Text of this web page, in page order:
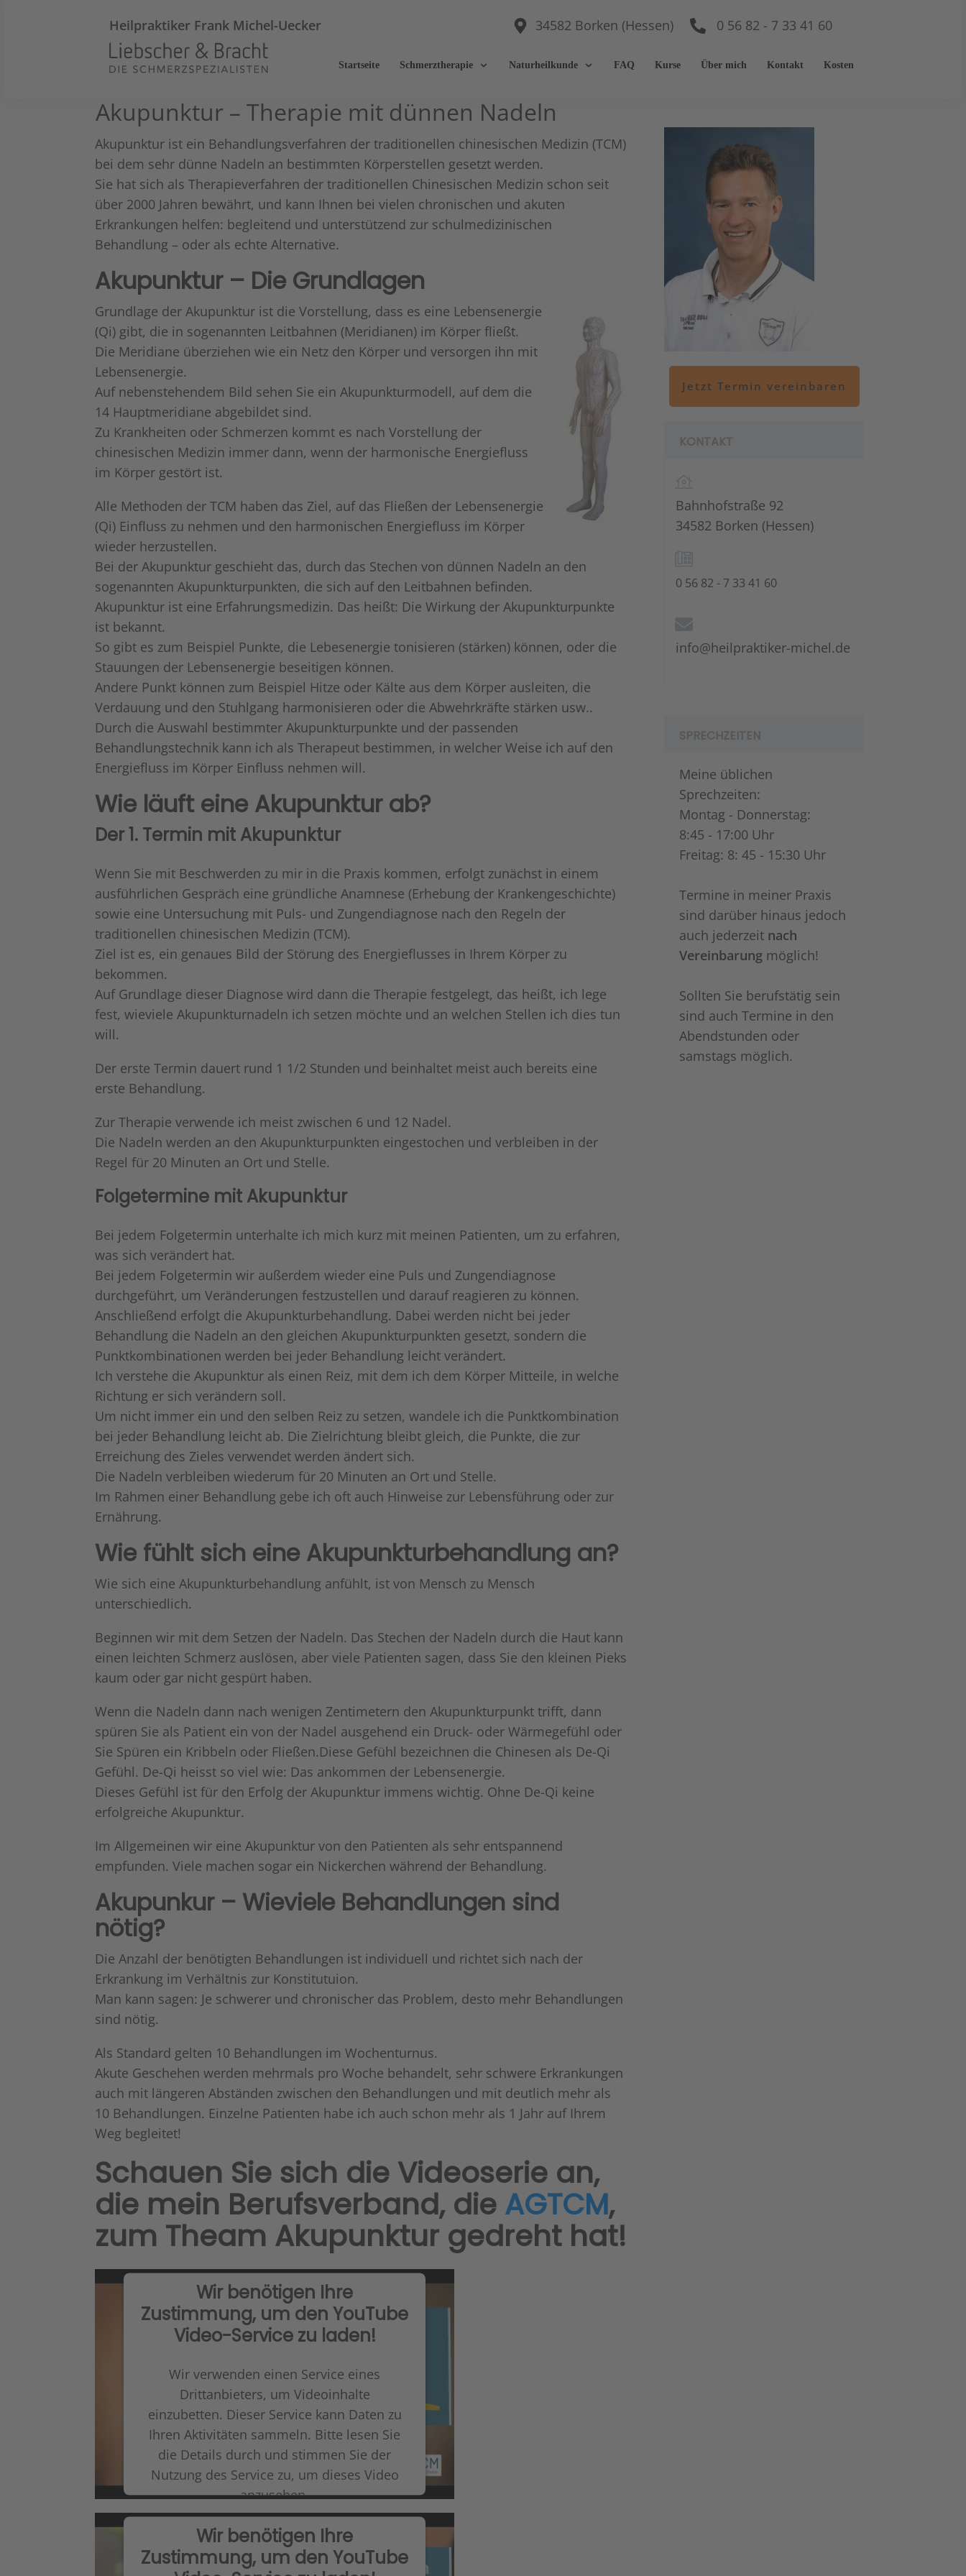
Heilpraktiker Frank Michel-Uecker 34582 Borken (Hessen) 0 56 82 - 7 33 41 60
Startseite Schmerztherapie Naturheilkunde FAQ Kurse Über mich Kontakt Kosten
Akupunktur – Therapie mit dünnen Nadeln
Akupunktur ist ein Behandlungsverfahren der traditionellen chinesischen Medizin (TCM)
bei dem sehr dünne Nadeln an bestimmten Körperstellen gesetzt werden.
Sie hat sich als Therapieverfahren der traditionellen Chinesischen Medizin schon seit
über 2000 Jahren bewährt, und kann Ihnen bei vielen chronischen und akuten
Erkrankungen helfen: begleitend und unterstützend zur schulmedizinischen
Behandlung – oder als echte Alternative.
Akupunktur – Die Grundlagen
Grundlage der Akupunktur ist die Vorstellung, dass es eine Lebensenergie
(Qi) gibt, die in sogenannten Leitbahnen (Meridianen) im Körper fließt.
Die Meridiane überziehen wie ein Netz den Körper und versorgen ihn mit
Lebensenergie.
Auf nebenstehendem Bild sehen Sie ein Akupunkturmodell, auf dem die
14 Hauptmeridiane abgebildet sind.
Zu Krankheiten oder Schmerzen kommt es nach Vorstellung der
chinesischen Medizin immer dann, wenn der harmonische Energiefluss
im Körper gestört ist.
Alle Methoden der TCM haben das Ziel, auf das Fließen der Lebensenergie
(Qi) Einfluss zu nehmen und den harmonischen Energiefluss im Körper
wieder herzustellen.
Bei der Akupunktur geschieht das, durch das Stechen von dünnen Nadeln an den
sogenannten Akupunkturpunkten, die sich auf den Leitbahnen befinden.
Akupunktur ist eine Erfahrungsmedizin. Das heißt: Die Wirkung der Akupunkturpunkte
ist bekannt.
So gibt es zum Beispiel Punkte, die Lebesenergie tonisieren (stärken) können, oder die
Stauungen der Lebensenergie beseitigen können.
Andere Punkt können zum Beispiel Hitze oder Kälte aus dem Körper ausleiten, die
Verdauung und den Stuhlgang harmonisieren oder die Abwehrkräfte stärken usw..
Durch die Auswahl bestimmter Akupunkturpunkte und der passenden
Behandlungstechnik kann ich als Therapeut bestimmen, in welcher Weise ich auf den
Energiefluss im Körper Einfluss nehmen will.
Wie läuft eine Akupunktur ab?
Der 1. Termin mit Akupunktur
Wenn Sie mit Beschwerden zu mir in die Praxis kommen, erfolgt zunächst in einem
ausführlichen Gespräch eine gründliche Anamnese (Erhebung der Krankengeschichte)
sowie eine Untersuchung mit Puls- und Zungendiagnose nach den Regeln der
traditionellen chinesischen Medizin (TCM).
Ziel ist es, ein genaues Bild der Störung des Energieflusses in Ihrem Körper zu
bekommen.
Auf Grundlage dieser Diagnose wird dann die Therapie festgelegt, das heißt, ich lege
fest, wieviele Akupunkturnadeln ich setzen möchte und an welchen Stellen ich dies tun
will.
Der erste Termin dauert rund 1 1/2 Stunden und beinhaltet meist auch bereits eine
erste Behandlung.
Zur Therapie verwende ich meist zwischen 6 und 12 Nadel.
Die Nadeln werden an den Akupunkturpunkten eingestochen und verbleiben in der
Regel für 20 Minuten an Ort und Stelle.
Folgetermine mit Akupunktur
Bei jedem Folgetermin unterhalte ich mich kurz mit meinen Patienten, um zu erfahren,
was sich verändert hat.
Bei jedem Folgetermin wir außerdem wieder eine Puls und Zungendiagnose
durchgeführt, um Veränderungen festzustellen und darauf reagieren zu können.
Anschließend erfolgt die Akupunkturbehandlung. Dabei werden nicht bei jeder
Behandlung die Nadeln an den gleichen Akupunkturpunkten gesetzt, sondern die
Punktkombinationen werden bei jeder Behandlung leicht verändert.
Ich verstehe die Akupunktur als einen Reiz, mit dem ich dem Körper Mitteile, in welche
Richtung er sich verändern soll.
Um nicht immer ein und den selben Reiz zu setzen, wandele ich die Punktkombination
bei jeder Behandlung leicht ab. Die Zielrichtung bleibt gleich, die Punkte, die zur
Erreichung des Zieles verwendet werden ändert sich.
Die Nadeln verbleiben wiederum für 20 Minuten an Ort und Stelle.
Im Rahmen einer Behandlung gebe ich oft auch Hinweise zur Lebensführung oder zur
Ernährung.
Wie fühlt sich eine Akupunkturbehandlung an?
Wie sich eine Akupunkturbehandlung anfühlt, ist von Mensch zu Mensch
unterschiedlich.
Beginnen wir mit dem Setzen der Nadeln. Das Stechen der Nadeln durch die Haut kann
einen leichten Schmerz auslösen, aber viele Patienten sagen, dass Sie den kleinen Pieks
kaum oder gar nicht gespürt haben.
Wenn die Nadeln dann nach wenigen Zentimetern den Akupunkturpunkt trifft, dann
spüren Sie als Patient ein von der Nadel ausgehend ein Druck- oder Wärmegefühl oder
Sie Spüren ein Kribbeln oder Fließen.Diese Gefühl bezeichnen die Chinesen als De-Qi
Gefühl. De-Qi heisst so viel wie: Das ankommen der Lebensenergie.
Dieses Gefühl ist für den Erfolg der Akupunktur immens wichtig. Ohne De-Qi keine
erfolgreiche Akupunktur.
Im Allgemeinen wir eine Akupunktur von den Patienten als sehr entspannend
empfunden. Viele machen sogar ein Nickerchen während der Behandlung.
Akupunkur – Wieviele Behandlungen sind
nötig?
Die Anzahl der benötigten Behandlungen ist individuell und richtet sich nach der
Erkrankung im Verhältnis zur Konstitutuion.
Man kann sagen: Je schwerer und chronischer das Problem, desto mehr Behandlungen
sind nötig.
Als Standard gelten 10 Behandlungen im Wochenturnus.
Akute Geschehen werden mehrmals pro Woche behandelt, sehr schwere Erkrankungen
auch mit längeren Abständen zwischen den Behandlungen und mit deutlich mehr als
10 Behandlungen. Einzelne Patienten habe ich auch schon mehr als 1 Jahr auf Ihrem
Weg begleitet!
Schauen Sie sich die Videoserie an,
die mein Berufsverband, die AGTCM,
zum Theam Akupunktur gedreht hat!
Wir benötigen Ihre
Zustimmung, um den YouTube
Video-Service zu laden!
Wir verwenden einen Service eines
Drittanbieters, um Videoinhalte
einzubetten. Dieser Service kann Daten zu
Ihren Aktivitäten sammeln. Bitte lesen Sie
die Details durch und stimmen Sie der
Nutzung des Service zu, um dieses Video
anzusehen.
Mehr Informationen Akzeptieren
powered byUsercentrics Consent Management
Wir benötigen Ihre
Zustimmung, um den YouTube
Jetzt Termin vereinbaren
KONTAKT
Bahnhofstraße 92
34582 Borken (Hessen)
0 56 82 - 7 33 41 60
info@heilpraktiker-michel.de
SPRECHZEITEN
Meine üblichen
Sprechzeiten:
Montag - Donnerstag:
8:45 - 17:00 Uhr
Freitag: 8: 45 - 15:30 Uhr
Termine in meiner Praxis
sind darüber hinaus jedoch
auch jederzeit nach
Vereinbarung möglich!
Sollten Sie berufstätig sein
sind auch Termine in den
Abendstunden oder
samstags möglich.